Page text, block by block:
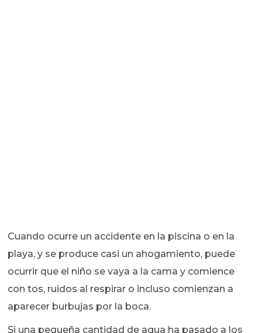
Cuando ocurre un accidente en la piscina o en la
playa, y se produce casi un ahogamiento, puede
ocurrir que el niño se vaya a la cama y comience
con tos, ruidos al respirar o incluso comienzan a
aparecer burbujas por la boca.
Si una pequeña cantidad de agua ha pasado a los